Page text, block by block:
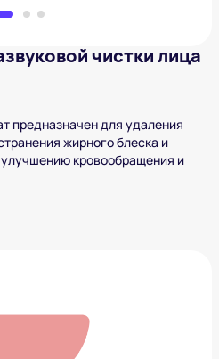
чистки лица
предназначен для удаления
жирного блеска и
кровообращения и